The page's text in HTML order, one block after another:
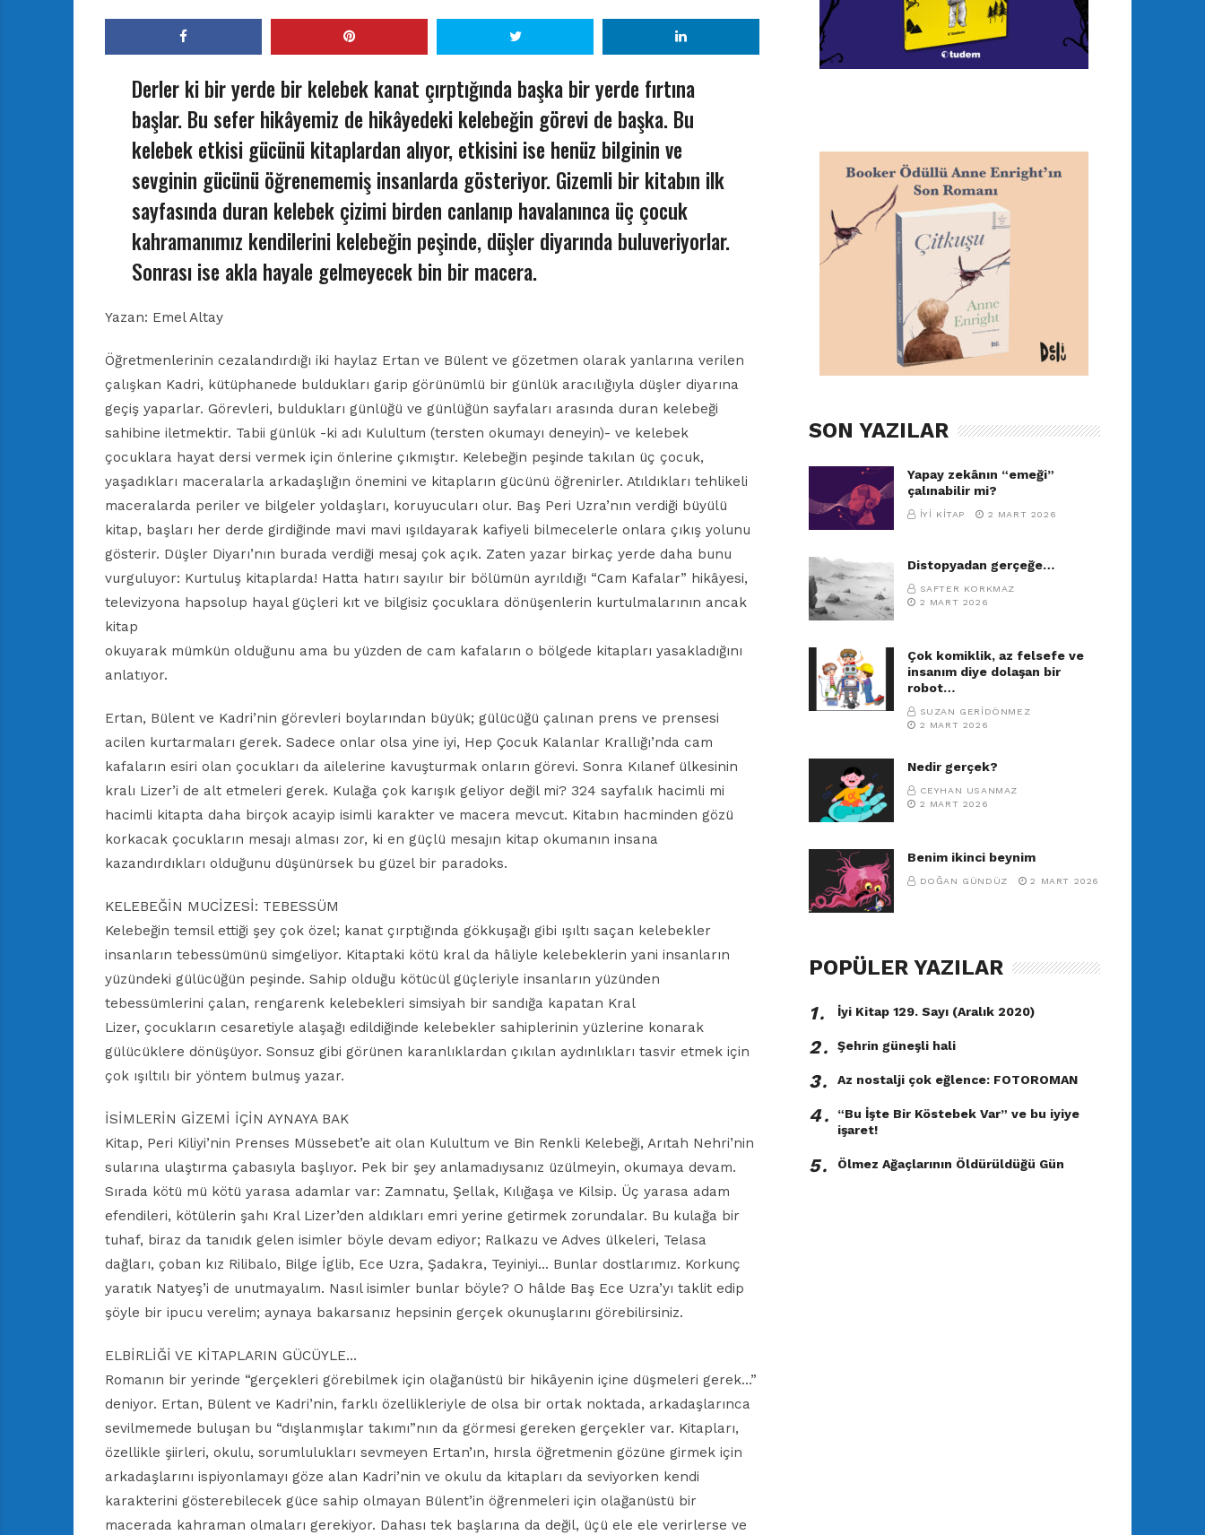
Derler ki bir yerde bir kelebek kanat çırptığında başka bir yerde fırtına
başlar. Bu sefer hikâyemiz de hikâyedeki kelebeğin görevi de başka. Bu
kelebek etkisi gücünü kitaplardan alıyor, etkisini ise henüz bilginin ve
sevginin gücünü öğrenememiş insanlarda gösteriyor. Gizemli bir kitabın ilk
sayfasında duran kelebek çizimi birden canlanıp havalanınca üç çocuk
kahramanımız kendilerini kelebeğin peşinde, düşler diyarında buluveriyorlar.
Sonrası ise akla hayale gelmeyecek bin bir macera.
Yazan: Emel Altay
Öğretmenlerinin cezalandırdığı iki haylaz Ertan ve Bülent ve gözetmen olarak yanlarına verilen
çalışkan Kadri, kütüphanede buldukları garip görünümlü bir günlük aracılığıyla düşler diyarına
geçiş yaparlar. Görevleri, buldukları günlüğü ve günlüğün sayfaları arasında duran kelebeği
sahibine iletmektir. Tabii günlük -ki adı Kulultum (tersten okumayı deneyin)- ve kelebek
çocuklara hayat dersi vermek için önlerine çıkmıştır. Kelebeğin peşinde takılan üç çocuk,
yaşadıkları maceralarla arkadaşlığın önemini ve kitapların gücünü öğrenirler. Atıldıkları tehlikeli
maceralarda periler ve bilgeler yoldaşları, koruyucuları olur. Baş Peri Uzra’nın verdiği büyülü
kitap, başları her derde girdiğinde mavi mavi ışıldayarak kafiyeli bilmecelerle onlara çıkış yolunu
gösterir. Düşler Diyarı’nın burada verdiği mesaj çok açık. Zaten yazar birkaç yerde daha bunu
vurguluyor: Kurtuluş kitaplarda! Hatta hatırı sayılır bir bölümün ayrıldığı “Cam Kafalar” hikâyesi,
televizyona hapsolup hayal güçleri kıt ve bilgisiz çocuklara dönüşenlerin kurtulmalarının ancak
kitap
okuyarak mümkün olduğunu ama bu yüzden de cam kafaların o bölgede kitapları yasakladığını
anlatıyor.
Ertan, Bülent ve Kadri’nin görevleri boylarından büyük; gülücüğü çalınan prens ve prensesi
acilen kurtarmaları gerek. Sadece onlar olsa yine iyi, Hep Çocuk Kalanlar Krallığı’nda cam
kafaların esiri olan çocukları da ailelerine kavuşturmak onların görevi. Sonra Kılanef ülkesinin
kralı Lizer’i de alt etmeleri gerek. Kulağa çok karışık geliyor değil mi? 324 sayfalık hacimli mi
hacimli kitapta daha birçok acayip isimli karakter ve macera mevcut. Kitabın hacminden gözü
korkacak çocukların mesajı alması zor, ki en güçlü mesajın kitap okumanın insana
kazandırdıkları olduğunu düşünürsek bu güzel bir paradoks.
KELEBEĞİN MUCİZESİ: TEBESSÜM
Kelebeğin temsil ettiği şey çok özel; kanat çırptığında gökkuşağı gibi ışıltı saçan kelebekler
insanların tebessümünü simgeliyor. Kitaptaki kötü kral da hâliyle kelebeklerin yani insanların
yüzündeki gülücüğün peşinde. Sahip olduğu kötücül güçleriyle insanların yüzünden
tebessümlerini çalan, rengarenk kelebekleri simsiyah bir sandığa kapatan Kral
Lizer, çocukların cesaretiyle alaşağı edildiğinde kelebekler sahiplerinin yüzlerine konarak
gülücüklere dönüşüyor. Sonsuz gibi görünen karanlıklardan çıkılan aydınlıkları tasvir etmek için
çok ışıltılı bir yöntem bulmuş yazar.
İSİMLERİN GİZEMİ İÇİN AYNAYA BAK
Kitap, Peri Kiliyi’nin Prenses Müssebet’e ait olan Kulultum ve Bin Renkli Kelebeği, Arıtah Nehri’nin
sularına ulaştırma çabasıyla başlıyor. Pek bir şey anlamadıysanız üzülmeyin, okumaya devam.
Sırada kötü mü kötü yarasa adamlar var: Zamnatu, Şellak, Kılığaşa ve Kilsip. Üç yarasa adam
efendileri, kötülerin şahı Kral Lizer’den aldıkları emri yerine getirmek zorundalar. Bu kulağa bir
tuhaf, biraz da tanıdık gelen isimler böyle devam ediyor; Ralkazu ve Adves ülkeleri, Telasa
dağları, çoban kız Rilibalo, Bilge İglib, Ece Uzra, Şadakra, Teyiniyi… Bunlar dostlarımız. Korkunç
yaratık Natyeş’i de unutmayalım. Nasıl isimler bunlar böyle? O hâlde Baş Ece Uzra’yı taklit edip
şöyle bir ipucu verelim; aynaya bakarsanız hepsinin gerçek okunuşlarını görebilirsiniz.
ELBİRLİĞİ VE KİTAPLARIN GÜCÜYLE…
Romanın bir yerinde “gerçekleri görebilmek için olağanüstü bir hikâyenin içine düşmeleri gerek…”
deniyor. Ertan, Bülent ve Kadri’nin, farklı özellikleriyle de olsa bir ortak noktada, arkadaşlarınca
sevilmemede buluşan bu “dışlanmışlar takımı”nın da görmesi gereken gerçekler var. Kitapları,
özellikle şiirleri, okulu, sorumlulukları sevmeyen Ertan’ın, hırsla öğretmenin gözüne girmek için
arkadaşlarını ispiyonlamayı göze alan Kadri’nin ve okulu da kitapları da seviyorken kendi
karakterini gösterebilecek güce sahip olmayan Bülent’in öğrenmeleri için olağanüstü bir
macerada kahraman olmaları gerekiyor. Dahası tek başlarına da değil, üçü ele ele verirlerse ve
SON YAZILAR
Yapay zekânın “emeği”
çalınabilir mi?
İYI KITAP 2 MART 2026
Distopyadan gerçeğe…
SAFTER KORKMAZ
2 MART 2026
Çok komiklik, az felsefe ve
insanım diye dolaşan bir
robot…
SUZAN GERIDÖNMEZ
2 MART 2026
Nedir gerçek?
CEYHAN USANMAZ
2 MART 2026
Benim ikinci beynim
DOĞAN GÜNDÜZ 2 MART 2026
POPÜLER YAZILAR
1․ İyi Kitap 129. Sayı (Aralık 2020)
2․ Şehrin güneşli hali
3․ Az nostalji çok eğlence: FOTOROMAN
4․
“Bu İşte Bir Köstebek Var” ve bu iyiye
işaret!
5․ Ölmez Ağaçlarının Öldürüldüğü Gün